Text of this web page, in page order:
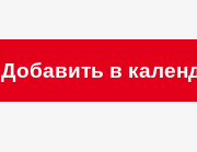
Добавить в